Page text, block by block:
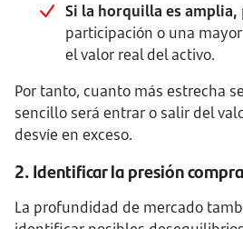
Si la horquilla es amplia,
participación o una
el valor real del activo.
Por tanto, cuanto más estrecha
sencillo será entrar o salir del
desvíe en exceso.
2. Identificar la presión
La profundidad de mercado